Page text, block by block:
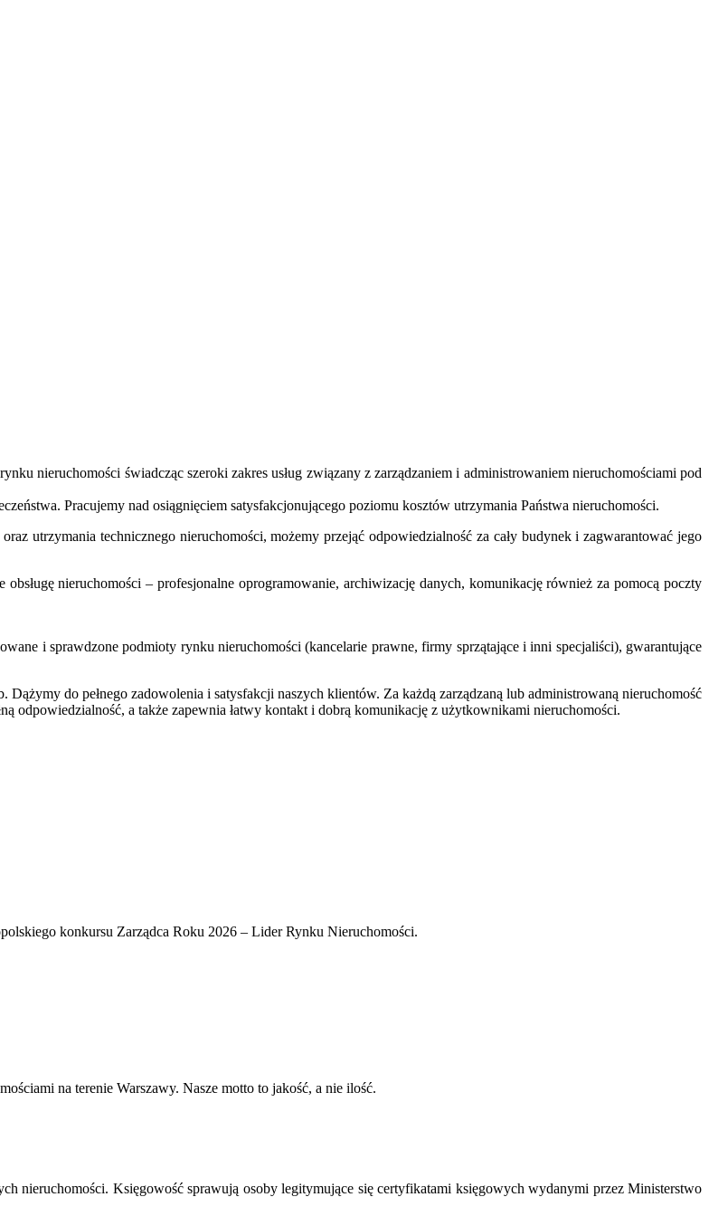
nieruchomości świadcząc szeroki zakres usług związany z zarządzaniem i administrowaniem nieruchomościami pod
Pracujemy nad osiągnięciem satysfakcjonującego poziomu kosztów utrzymania Państwa nieruchomości.
utrzymania technicznego nieruchomości, możemy przejąć odpowiedzialność za cały budynek i zagwarantować jego
nieruchomości – profesjonalne oprogramowanie, archiwizację danych, komunikację również za pomocą poczty
i sprawdzone podmioty rynku nieruchomości (kancelarie prawne, firmy sprzątające i inni specjaliści), gwarantujące
do pełnego zadowolenia i satysfakcji naszych klientów. Za każdą zarządzaną lub administrowaną nieruchomość
odpowiedzialność, a także zapewnia łatwy kontakt i dobrą komunikację z użytkownikami nieruchomości.
konkursu Zarządca Roku 2026 – Lider Rynku Nieruchomości.
na terenie Warszawy. Nasze motto to jakość, a nie ilość.
nieruchomości. Księgowość sprawują osoby legitymujące się certyfikatami księgowych wydanymi przez Ministerstwo